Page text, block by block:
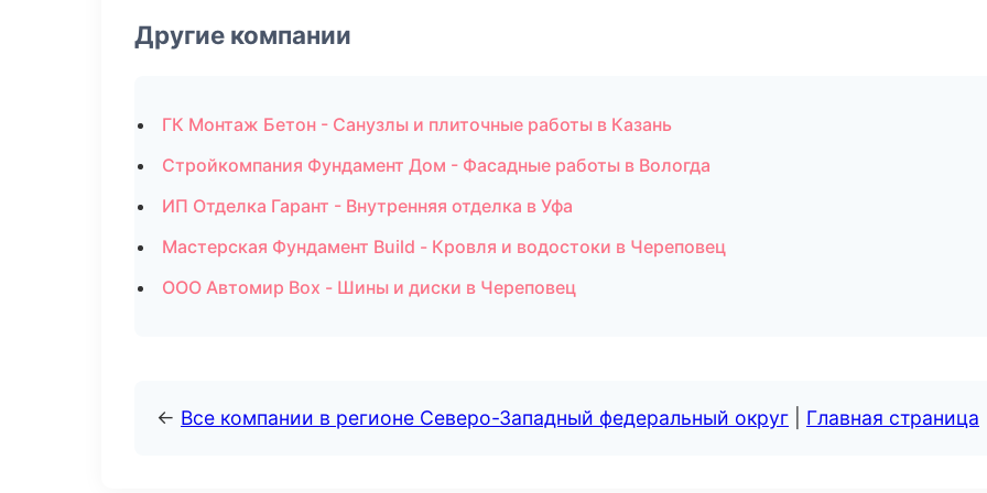
Другие компании
ГК Монтаж Бетон - Санузлы и плиточные работы в Казань
Стройкомпания Фундамент Дом - Фасадные работы в Вологда
ИП Отделка Гарант - Внутренняя отделка в Уфа
Мастерская Фундамент Build - Кровля и водостоки в Череповец
ООО Автомир Box - Шины и диски в Череповец
← Все компании в регионе Северо-Западный федеральный округ Главная страница